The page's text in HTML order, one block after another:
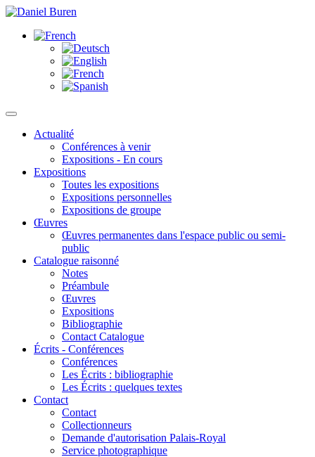
Actualité
Conférences à venir
Expositions - En cours
Expositions
Toutes les expositions
Expositions personnelles
Expositions de groupe
Œuvres
Œuvres permanentes dans l'espace public ou semi-
public
Catalogue raisonné
Notes
Préambule
Œuvres
Expositions
Bibliographie
Contact Catalogue
Écrits - Conférences
Conférences
Les Écrits : bibliographie
Les Écrits : quelques textes
Contact
Contact
Collectionneurs
Demande d'autorisation Palais-Royal
Service photographique